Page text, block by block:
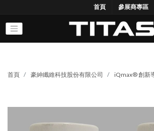
首頁 參展商專區
首頁 豪紳纖維科技股份有限公司 iQmax® 創新